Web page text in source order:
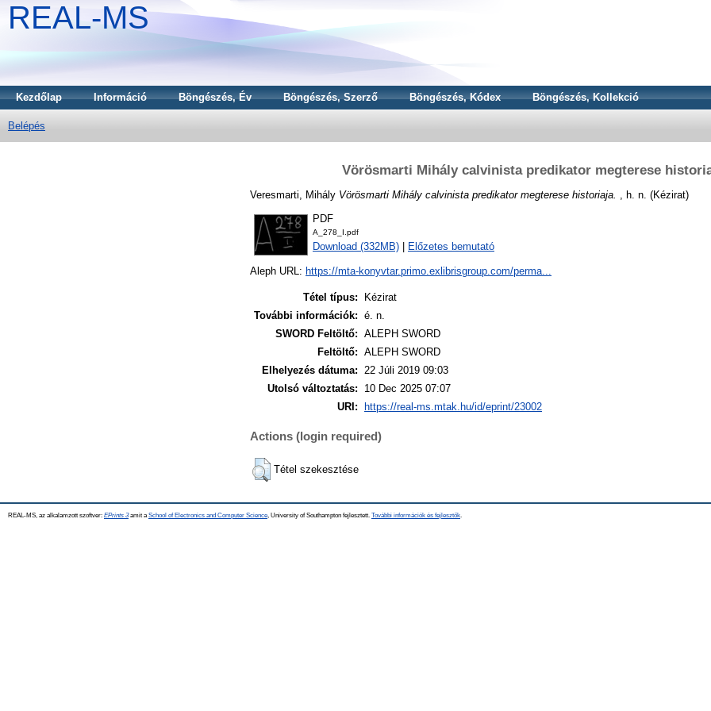
REAL-MS
Kezdőlap Információ Böngészés, Év Böngészés, Szerző Böngészés, Kódex Böngészés, Kollekció
Belépés
Vörösmarti Mihály calvinista predikator megterese
Veresmarti, Mihály Vörösmarti Mihály calvinista predikator megterese historiaja. , h. n. (Kézirat)
PDF
A_278_I.pdf
Download (332MB) Előzetes bemutató
Aleph URL: https://mta-konyvtar.primo.exlibrisgroup.com/perma...
Tétel típus:
Kézirat
További információk: é. n.
SWORD Feltöltő: ALEPH SWORD
Feltöltő: ALEPH SWORD
Elhelyezés dátuma: 22 Júli 2019 09:03
Utolsó változtatás:
10 Dec 2025 07:07
URI:
https://real-ms.mtak.hu/id/eprint/23002
Actions (login required)
Tétel szekesztése
REAL-MS, az alkalamzott szoftver: EPrints 3amit a School of Electronics and Computer Science , University of Southampton fejlesztett. További információk és fejlesztők